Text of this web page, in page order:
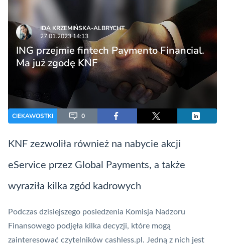
IDA KRZEMIŃSKA-ALBRYCHT
27.01.2023 14:13
ING przejmie fintech Paymento Financial.
Ma już zgodę KNF
CIEKAWOSTKI 0
KNF zezwoliła również na nabycie akcji
eService przez Global Payments, a także
wyraziła kilka zgód kadrowych
Podczas dzisiejszego posiedzenia Komisja Nadzoru
Finansowego podjęła kilka decyzji, które mogą
zainteresować czytelników cashless.pl. Jedną z nich jest